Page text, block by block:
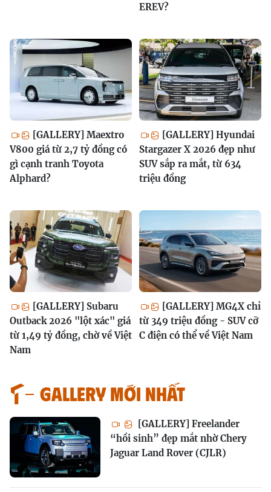
EREV?
[GALLERY] Maextro
V800 giá từ 2,7 tỷ đồng có
gì cạnh tranh Toyota
Alphard?
[GALLERY] Hyundai
Stargazer X 2026 đẹp như
SUV sắp ra mắt, từ 634
triệu đồng
[GALLERY] Subaru
Outback 2026 "lột xác" giá
từ 1,49 tỷ đồng, chờ về Việt
Nam
[GALLERY] MG4X chỉ
từ 349 triệu đồng - SUV cỡ
C điện có thể về Việt Nam
GALLERY MỚI NHẤT
[GALLERY] Freelander
“hồi sinh” đẹp mắt nhờ Chery
Jaguar Land Rover (CJLR)